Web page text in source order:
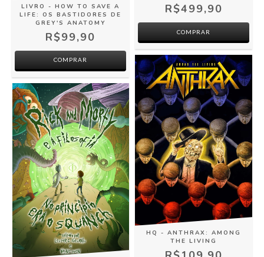
LIVRO - HOW TO SAVE A
LIFE: OS BASTIDORES DE
GREY'S ANATOMY
R$99,90
COMPRAR
R$499,90
HQ - ANTHRAX: AMONG
THE LIVING